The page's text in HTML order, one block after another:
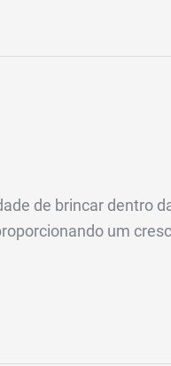
de brincar dentro
um